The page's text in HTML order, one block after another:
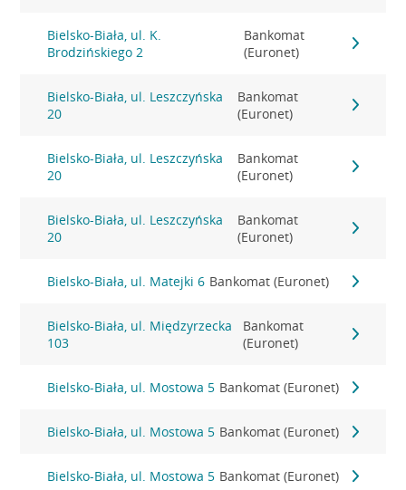
Bielsko-Biała, ul. K.
Brodzińskiego 2
Bankomat
(Euronet)
Bielsko-Biała, ul. Leszczyńska
20
Bankomat
(Euronet)
Bielsko-Biała, ul. Leszczyńska
20
Bankomat
(Euronet)
Bielsko-Biała, ul. Leszczyńska
20
Bankomat
(Euronet)
Bielsko-Biała, ul. Matejki 6 Bankomat (Euronet)
Bielsko-Biała, ul. Międzyrzecka
103
Bankomat
(Euronet)
Bielsko-Biała, ul. Mostowa 5 Bankomat (Euronet)
Bielsko-Biała, ul. Mostowa 5 Bankomat (Euronet)
Bielsko-Biała, ul. Mostowa 5 Bankomat (Euronet)